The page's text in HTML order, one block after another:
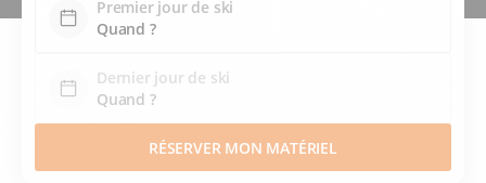
Premier jour de ski
Dernier jour de ski
RÉSERVER MON MATÉRIEL